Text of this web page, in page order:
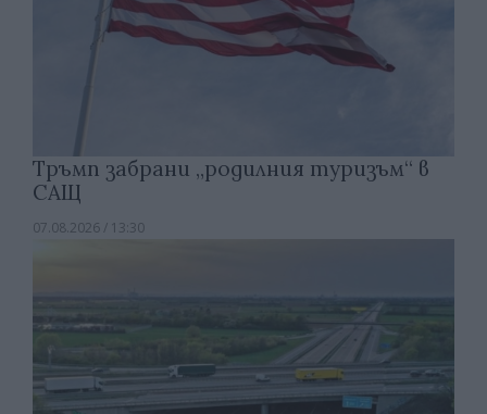
Тръмп забрани „родилния туризъм“ в
САЩ
07.08.2026 / 13:30